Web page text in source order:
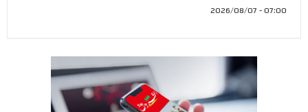
07:00 - 2026/08/07